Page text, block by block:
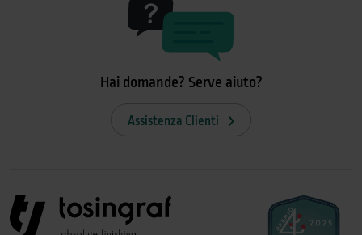
Hai domande? Serve aiuto?
Assistenza Clienti